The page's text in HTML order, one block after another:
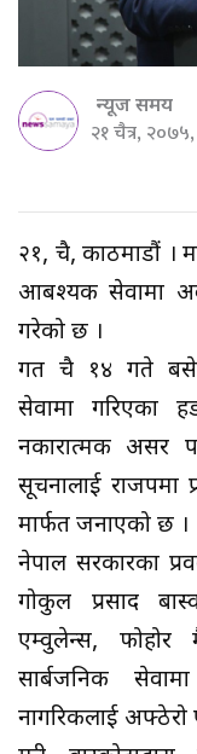
न्यूज समय
२१ चैत्र,
२१, चैत्र, काठमाडौं ।
आबश्यक सेवामा अब
गरेको छ ।
गत चैत्र १४ गते
सेवामा गरिएका
नकारात्मक असर
सूचनालाई राजपत्रमा
मार्फत जनाएको छ ।
नेपाल सरकारका
गोकुल प्रसाद
एम्वुलेन्स,
सार्बजनिक
नागरिकलाई अफ्ठेरो